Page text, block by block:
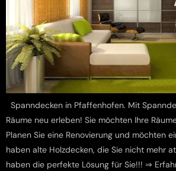
Spanndecken in Pfaffenhofen. Mit
Räume neu erleben! Sie möchten Ihre
Planen Sie eine Renovierung und möchten
haben alte Holzdecken, die Sie nicht mehr
haben die perfekte Lösung für Sie!!! ⇒